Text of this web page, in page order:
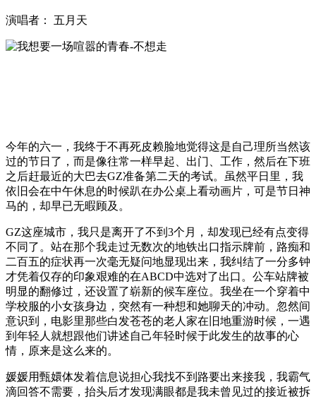
演唱者： 五月天
今年的六一，我终于不再死皮赖脸地觉得这是自己理所当然该
过的节日了，而是像往常一样早起、出门、工作，然后在下班
之后赶最近的大巴去GZ准备第二天的考试。虽然平日里，我
依旧会在中午休息的时候趴在办公桌上看动画片，可是节日神
马的，却早已无暇顾及。
GZ这座城市，我只是离开了不到3个月，却发现已经有点变得
不同了。站在那个我走过无数次的地铁出口指示牌前，路痴和
二百五的症状再一次毫无疑问地显现出来，我纠结了一分多钟
才凭着仅存的印象艰难的在ABCD中选对了出口。公车站牌被
明显的翻修过，还设置了崭新的候车座位。我坐在一个穿着中
学校服的小女孩身边，突然有一种想和她聊天的冲动。忽然间
意识到，电影里那些白发苍苍的老人家在旧地重游时候，一遇
到年轻人就想跟他们讲述自己年轻时候于此发生的故事的心
情，原来是这么来的。
媛媛用甄嬛体发着信息说担心我找不到路要出来接我，我霸气
滴回答不需要，抬头后才发现满眼都是我未曾见过的接近被拆